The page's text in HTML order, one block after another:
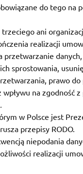
do tego na
ani
realizacji
danych,
sprostowania,
prawo do
na zgodność
w Polsce jest
przepisy RODO.
niepodania
realizacji